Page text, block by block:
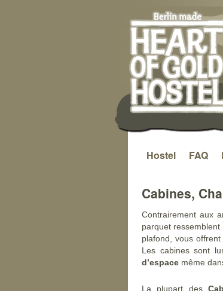
Aller
contenu
Hostel FAQ
Cabines,
Contrairement aux
parquet
plafond, vous offrent
Les cabines sont
d’espace même
La plupart des